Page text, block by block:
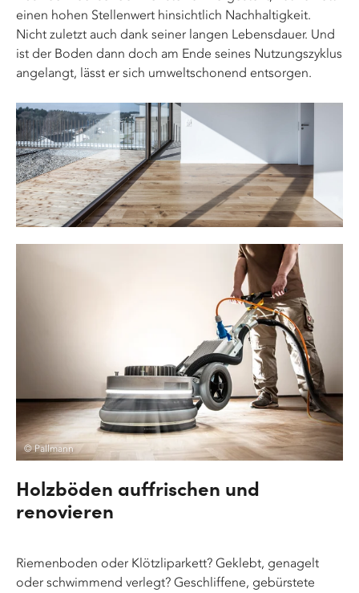
einen hohen Stellenwert hinsichtlich Nachhaltigkeit.
Nicht zuletzt auch dank seiner langen Lebensdauer. Und
ist der Boden dann doch am Ende seines Nutzungszyklus
angelangt, lässt er sich umweltschonend entsorgen.
© Pallmann
Holzböden auffrischen und
renovieren
Riemenboden oder Klötzliparkett? Geklebt, genagelt
oder schwimmend verlegt? Geschliffene, gebürstete